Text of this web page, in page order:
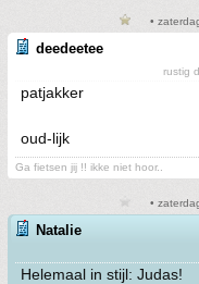
•
deedeetee
rustig
patjakker
oud-lijk
Ga fietsen jij !! ikke niet hoor..
•
Natalie
Helemaal in stijl: Judas!